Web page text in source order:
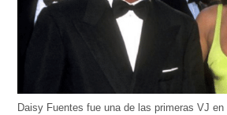
Daisy Fuentes fue una de las primeras VJ en